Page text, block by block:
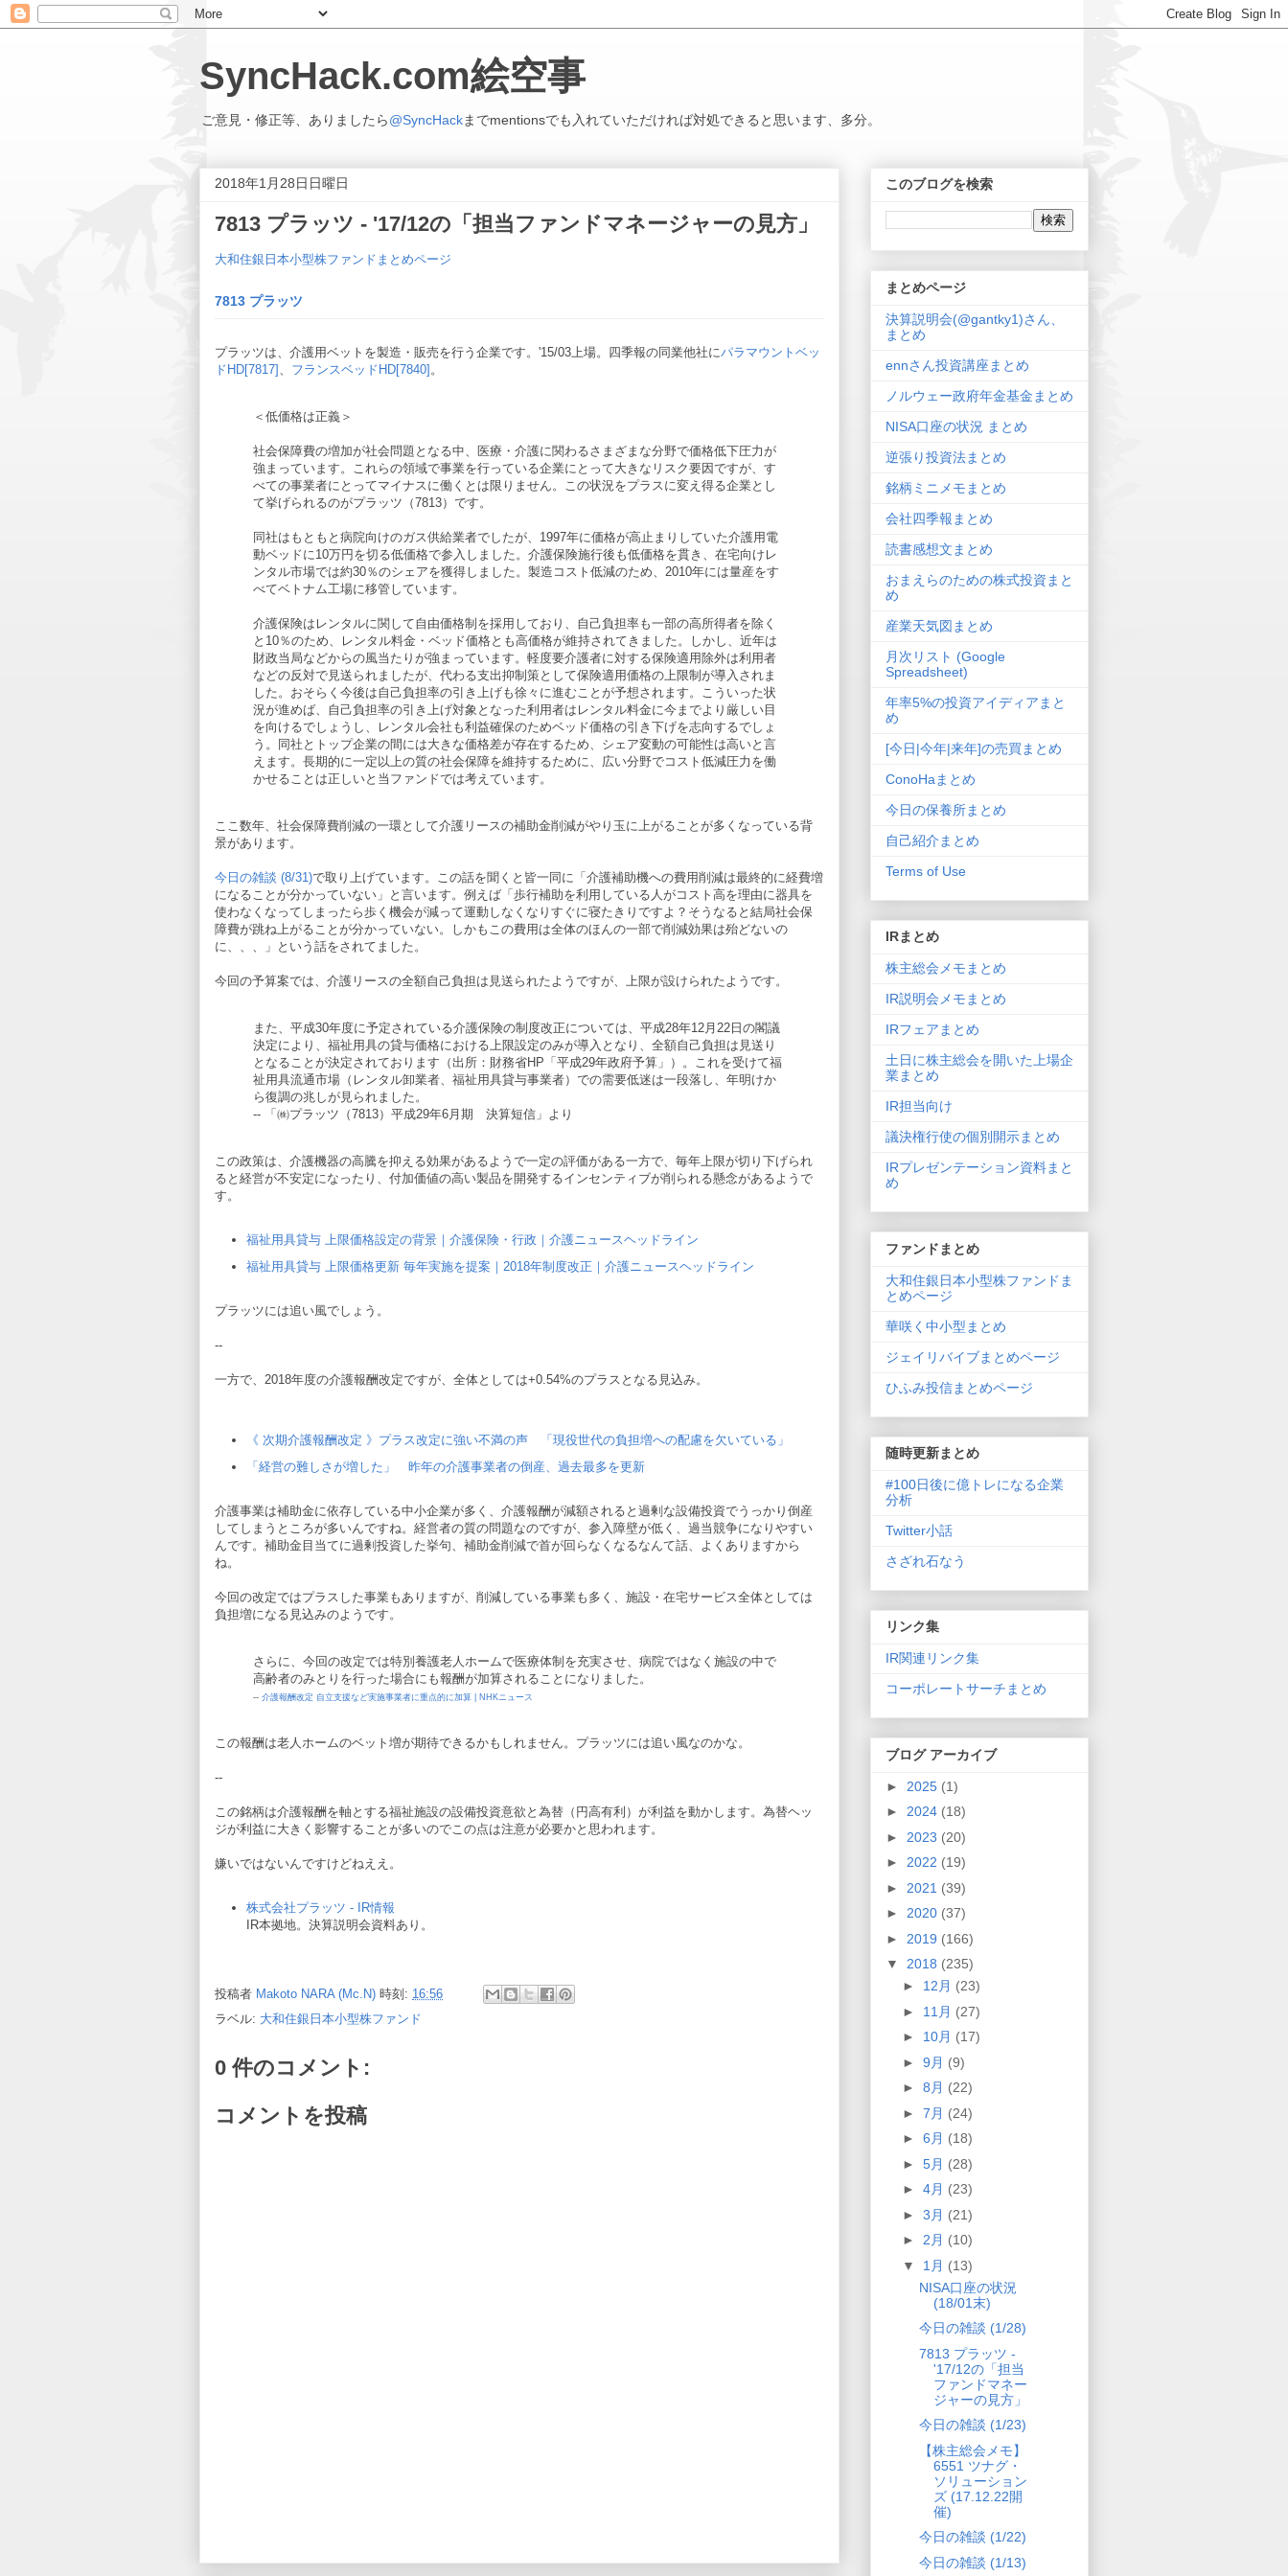
SyncHack.com絵空事
ご意見・修正等、ありましたら@SyncHackまでmentionsでも入れていただければ対処できると思います、多分。
2018年1月28日日曜日
7813 プラッツ - '17/12の「担当ファンドマネージャーの見方」
大和住銀日本小型株ファンドまとめページ
7813 プラッツ
プラッツは、介護用ベットを製造・販売を行う企業です。'15/03上場。四季報の同業他社にパラマウントベッ
ドHD[7817] 、 フランスベッドHD[7840] 。
＜低価格は正義＞
社会保障費の増加が社会問題となる中、医療・介護に関わるさまざまな分野で価格低下圧力が
強まっています。これらの領域で事業を行っている企業にとって大きなリスク要因ですが、す
べての事業者にとってマイナスに働くとは限りません。この状況をプラスに変え得る企業とし
て挙げられるのがプラッツ（7813）です。
同社はもともと病院向けのガス供給業者でしたが、1997年に価格が高止まりしていた介護用電
動ベッドに10万円を切る低価格で参入しました。介護保険施行後も低価格を貫き、在宅向けレ
ンタル市場では約30％のシェアを獲得しました。製造コスト低減のため、2010年には量産をす
べてベトナム工場に移管しています。
介護保険はレンタルに関して自由価格制を採用しており、自己負担率も一部の高所得者を除く
と10％のため、レンタル料金・ベッド価格とも高価格が維持されてきました。しかし、近年は
財政当局などからの風当たりが強まっています。軽度要介護者に対する保険適用除外は利用者
などの反対で見送られましたが、代わる支出抑制策として保険適用価格の上限制が導入されま
した。おそらく今後は自己負担率の引き上げも徐々に進むことが予想されます。こういった状
況が進めば、自己負担率の引き上げ対象となった利用者はレンタル料金に今までより厳しい目
を向けるでしょうし、レンタル会社も利益確保のためベッド価格の引き下げを志向するでしょ
う。同社とトップ企業の間には大きな価格差が存在するため、シェア変動の可能性は高いと言
えます。長期的に一定以上の質の社会保障を維持するために、広い分野でコスト低減圧力を働
かせることは正しいと当ファンドでは考えています。
ここ数年、社会保障費削減の一環として介護リースの補助金削減がやり玉に上がることが多くなっている背
景があります。
今日の雑談 (8/31)で取り上げています。この話を聞くと皆一同に「介護補助機への費用削減は最終的に経費増
になることが分かっていない」と言います。例えば「歩行補助を利用している人がコスト高を理由に器具を
使わなくなってしまったら歩く機会が減って運動しなくなりすぐに寝たきりですよ？そうなると結局社会保
障費が跳ね上がることが分かっていない。しかもこの費用は全体のほんの一部で削減効果は殆どないの
に、、、」という話をされてました。
今回の予算案では、介護リースの全額自己負担は見送られたようですが、上限が設けられたようです。
また、平成30年度に予定されている介護保険の制度改正については、平成28年12月22日の閣議
決定により、福祉用具の貸与価格における上限設定のみが導入となり、全額自己負担は見送り
となることが決定されております（出所：財務省HP「平成29年政府予算」）。これを受けて福
祉用具流通市場（レンタル卸業者、福祉用具貸与事業者）での需要低迷は一段落し、年明けか
ら復調の兆しが見られました。
-- 「㈱プラッツ（7813）平成29年6月期 決算短信」より
この政策は、介護機器の高騰を抑える効果があるようで一定の評価がある一方で、毎年上限が切り下げられ
ると経営が不安定になったり、付加価値の高い製品を開発するインセンティブが削られる懸念があるようで
す。
福祉用具貸与 上限価格設定の背景｜介護保険・行政｜介護ニュースヘッドライン
福祉用具貸与 上限価格更新 毎年実施を提案｜2018年制度改正｜介護ニュースヘッドライン
プラッツには追い風でしょう。
--
一方で、2018年度の介護報酬改定ですが、全体としては+0.54%のプラスとなる見込み。
《 次期介護報酬改定 》プラス改定に強い不満の声 「現役世代の負担増への配慮を欠いている」
「経営の難しさが増した」 昨年の介護事業者の倒産、過去最多を更新
介護事業は補助金に依存している中小企業が多く、介護報酬が減額されると過剰な設備投資でうっかり倒産
してしまうところが多いんですね。経営者の質の問題なのですが、参入障壁が低く、過当競争になりやすい
んです。補助金目当てに過剰投資した挙句、補助金削減で首が回らなくなるなんて話、よくありますから
ね。
今回の改定ではプラスした事業もありますが、削減している事業も多く、施設・在宅サービス全体としては
負担増になる見込みのようです。
さらに、今回の改定では特別養護老人ホームで医療体制を充実させ、病院ではなく施設の中で
高齢者のみとりを行った場合にも報酬が加算されることになりました。
-- 介護報酬改定 自立支援など実施事業者に重点的に加算 | NHKニュース
この報酬は老人ホームのベット増が期待できるかもしれません。プラッツには追い風なのかな。
--
この銘柄は介護報酬を軸とする福祉施設の設備投資意欲と為替（円高有利）が利益を動かします。為替ヘッ
ジが利益に大きく影響することが多いのでこの点は注意が必要かと思われます。
嫌いではないんですけどねええ。
株式会社プラッツ - IR情報
IR本拠地。決算説明会資料あり。
投稿者 Makoto NARA (Mc.N) 時刻: 16:56
ラベル: 大和住銀日本小型株ファンド
0 件のコメント:
コメントを投稿
このブログを検索
まとめページ
決算説明会(@gantky1)さん、
まとめ
ennさん投資講座まとめ
ノルウェー政府年金基金まとめ
NISA口座の状況 まとめ
逆張り投資法まとめ
銘柄ミニメモまとめ
会社四季報まとめ
読書感想文まとめ
おまえらのための株式投資まと
め
産業天気図まとめ
月次リスト (Google
Spreadsheet)
年率5%の投資アイディアまと
め
[今日|今年|来年]の売買まとめ
ConoHaまとめ
今日の保養所まとめ
自己紹介まとめ
Terms of Use
IRまとめ
株主総会メモまとめ
IR説明会メモまとめ
IRフェアまとめ
土日に株主総会を開いた上場企
業まとめ
IR担当向け
議決権行使の個別開示まとめ
IRプレゼンテーション資料まと
め
ファンドまとめ
大和住銀日本小型株ファンドま
とめページ
華咲く中小型まとめ
ジェイリバイブまとめページ
ひふみ投信まとめページ
随時更新まとめ
#100日後に億トレになる企業
分析
Twitter小話
さざれ石なう
リンク集
IR関連リンク集
コーポレートサーチまとめ
ブログ アーカイブ
► 2025 (1)
► 2024 (18)
► 2023 (20)
► 2022 (19)
► 2021 (39)
► 2020 (37)
► 2019 (166)
▼ 2018 (235)
► 12月 (23)
► 11月 (27)
► 10月 (17)
► 9月 (9)
► 8月 (22)
► 7月 (24)
► 6月 (18)
► 5月 (28)
► 4月 (23)
► 3月 (21)
► 2月 (10)
▼ 1月 (13)
NISA口座の状況
(18/01末)
今日の雑談 (1/28)
7813 プラッツ -
'17/12の「担当
ファンドマネー
ジャーの見方」
今日の雑談 (1/23)
【株主総会メモ】
6551 ツナグ・
ソリューション
ズ (17.12.22開
催)
今日の雑談 (1/22)
今日の雑談 (1/13)